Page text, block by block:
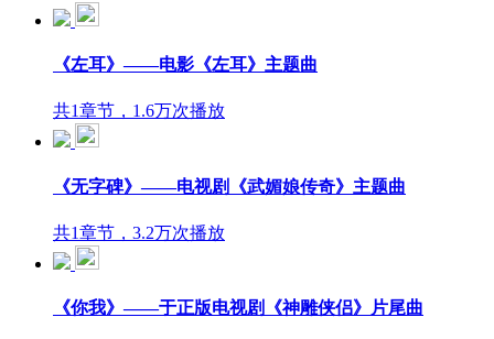
《左耳》——电影《左耳》主题曲
共1章节，1.6万次播放
《无字碑》——电视剧《武媚娘传奇》主题曲
共1章节，3.2万次播放
《你我》——于正版电视剧《神雕侠侣》片尾曲